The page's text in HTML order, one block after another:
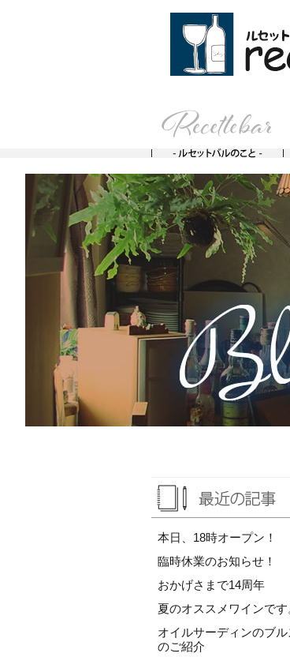
本日、18時オープン！
臨時休業のお知らせ！
おかげさまで14周年
夏のオススメワインです
オイルサーディンのブル
のご紹介